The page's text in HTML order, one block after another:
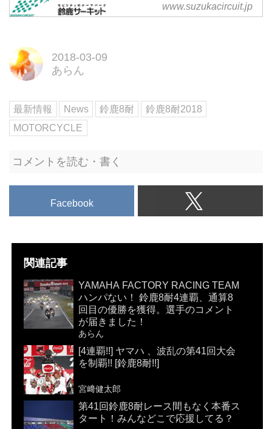
2018年 鈴鹿サーキット主要レ
ース・イベント｜モータース
www.suzukacircuit.jp
2018-03-09
あらん
最新情報 News 鈴鹿8耐
鈴鹿8耐2018
MOTORCYCLE
コメントを読む・書く
Facebook
関連記事
YAMAHA FACTORY RACING TEAM
ハンパない！ 鈴鹿8耐4連覇、通算8
回目の優勝を獲得。選手のコメント
が届きました！
あらん
[4連覇!!] ヤマハ 、波乱の第41回大会
を制覇!! [鈴鹿8耐!!]
宮﨑健太郎
第41回鈴鹿8耐レース間もなく本番ス
タート！みんなどこで応援してる？